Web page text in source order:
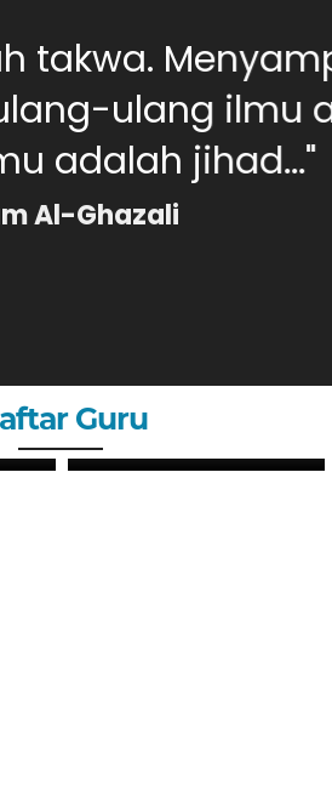
takwa.
ulang ilmu
adalah jihad..."
Al-Ghazali
Guru
S.Pd